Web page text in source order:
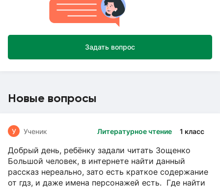
Задать вопрос
Новые вопросы
Литературное чтение 1 класс
У Ученик
Добрый день, ребёнку задали читать Зощенко
Большой человек, в интернете найти данный
рассказ нереально, зато есть краткое содержание
от гдз, и даже имена персонажей есть. Где найти